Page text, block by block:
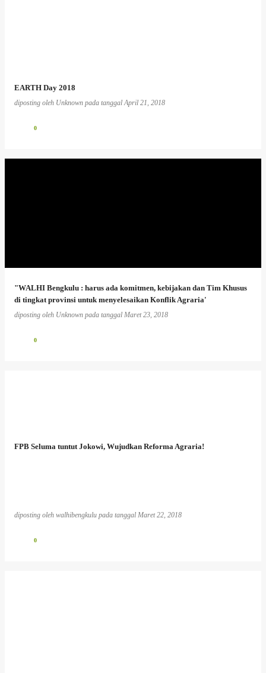
EARTH Day 2018
diposting oleh Unknown pada tanggalApril 21, 2018
0
"WALHI Bengkulu : harus ada komitmen, kebijakan dan Tim Khusus
di tingkat provinsi untuk menyelesaikan Konflik Agraria'
diposting oleh Unknown pada tanggal Maret 23, 2018
0
FPB Seluma tuntut Jokowi, Wujudkan Reforma Agraria!
diposting oleh walhibengkulu pada tanggal Maret 22, 2018
0